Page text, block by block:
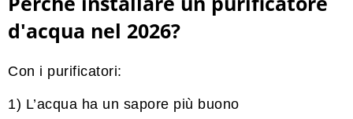
d'acqua nel 2026?
Con i purificatori:
1) L’acqua ha un sapore più buono